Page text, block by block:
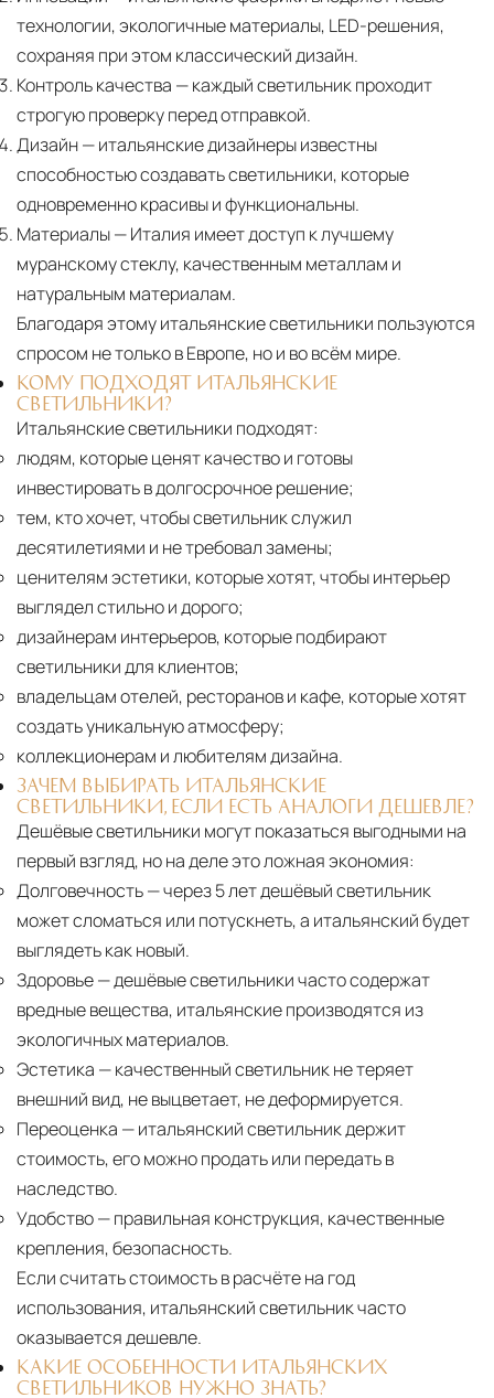
Страхование грузаВсе международные
поставки застрахованы в соответствии с
международными стандартами. Клиенты могут
выбрать дополнительное страхование для
критичных партий товара.
технологии, экологичные материалы, LED-решения,
сохраняя при этом классический дизайн.
Контроль качества — каждый светильник проходит
строгую проверку перед отправкой.
Дизайн— итальянские дизайнеры известны
способностью создавать светильники, которые
одновременно красивы и функциональны.
Материалы— Италия имеет доступ к лучшему
муранскому стеклу, качественным металлам и
натуральным материалам.
Благодаря этому итальянские светильники пользуются
спросом не только в Европе, но и во всём мире.
КОМУ ПОДХОДЯТ ИТАЛЬЯНСКИЕ
СВЕТИЛЬНИКИ?
Итальянские светильники подходят:
людям, которые ценят качество и готовы
инвестировать в долгосрочное решение;
тем, кто хочет, чтобы светильник служил
десятилетиями и не требовал замены;
ценителям эстетики, которые хотят, чтобы интерьер
выглядел стильно и дорого;
дизайнерам интерьеров, которые подбирают
светильники для клиентов;
владельцам отелей, ресторанов и кафе, которые хотят
создать уникальную атмосферу;
коллекционерам и любителям дизайна.
ЗАЧЕМ ВЫБИРАТЬ ИТАЛЬЯНСКИЕ
СВЕТИЛЬНИКИ, ЕСЛИ ЕСТЬ АНАЛОГИ ДЕШЕВЛЕ?
Дешёвые светильники могут показаться выгодными на
первый взгляд, но на деле это ложная экономия:
Долговечность— через 5 лет дешёвый светильник
может сломаться или потускнеть, а итальянский будет
выглядеть как новый.
Здоровье— дешёвые светильники часто содержат
вредные вещества, итальянские производятся из
экологичных материалов.
Эстетика — качественный светильник не теряет
внешний вид, не выцветает, не деформируется.
Переоценка — итальянский светильник держит
стоимость, его можно продать или передать в
наследство.
Удобство— правильная конструкция, качественные
крепления, безопасность.
Если считать стоимость в расчёте на год
использования, итальянский светильник часто
оказывается дешевле.
КАКИЕ ОСОБЕННОСТИ ИТАЛЬЯНСКИХ
СВЕТИЛЬНИКОВ НУЖНО ЗНАТЬ?